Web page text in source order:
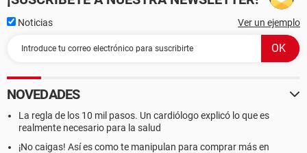
Noticias Ver un ejemplo
NOVEDADES
La regla de los 10 mil pasos. Un cardiólogo explicó lo que es
realmente necesario para la salud
¡No caigas! Así es como te manipulan para comprar más en